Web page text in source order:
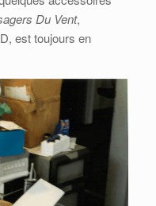
Du Vent,
est toujours en